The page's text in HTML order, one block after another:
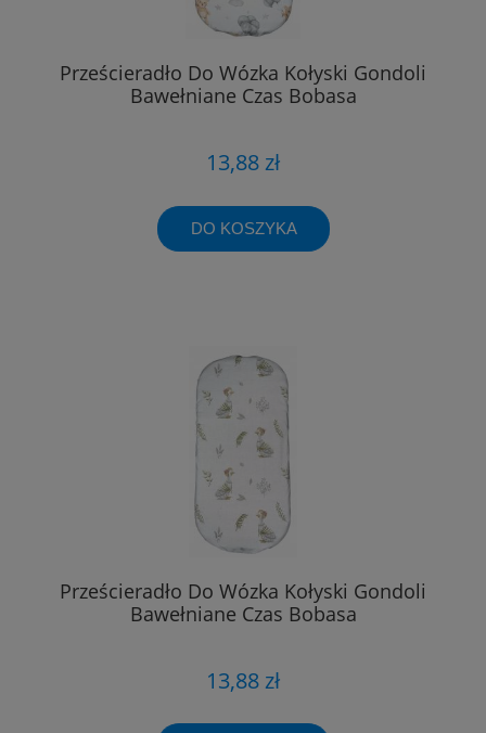
Prześcieradło Do Wózka Kołyski Gondoli
Bawełniane Czas Bobasa
13,88 zł
DO KOSZYKA
Prześcieradło Do Wózka Kołyski Gondoli
Bawełniane Czas Bobasa
13,88 zł